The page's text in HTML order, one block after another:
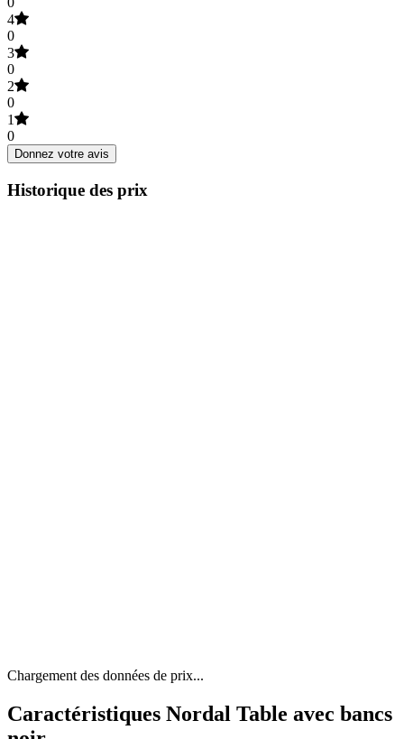
4
0
3
0
2
0
1
0
Donnez votre avis
Historique des prix
Chargement des données de prix...
Caractéristiques Nordal Table avec bancs